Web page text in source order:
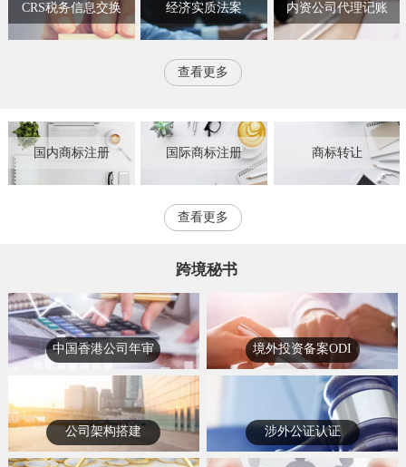
CRS税务信息交换 经济实质法案 内资公司代理记账
查看更多
国内商标注册 国际商标注册 商标转让
查看更多
跨境秘书
中国香港公司年审 境外投资备案ODI
公司架构搭建 涉外公证认证